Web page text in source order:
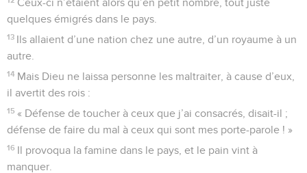
Ceux-ci n’étaient alors qu’en petit nombre, tout juste
quelques émigrés dans le pays.
13 Ils allaient d’une nation chez une autre, d’un royaume à un
autre.
14 Mais Dieu ne laissa personne les maltraiter, à cause d’eux,
il avertit des rois :
15 « Défense de toucher à ceux que j’ai consacrés, disait-il ;
défense de faire du mal à ceux qui sont mes porte-parole ! »
16 Il provoqua la famine dans le pays, et le pain vint à
manquer.